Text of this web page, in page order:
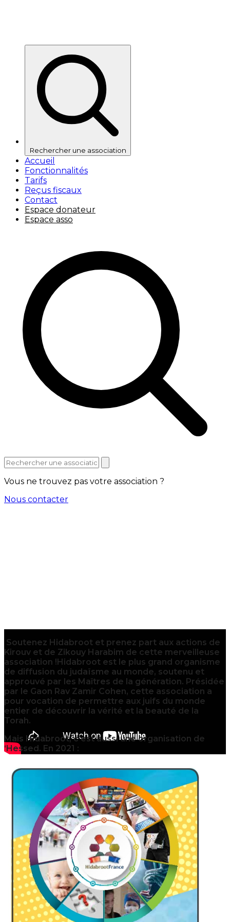
Rechercher une association
Accueil
Fonctionnalités
Tarifs
Reçus fiscaux
Contact
Espace donateur
Espace asso
Vous ne trouvez pas votre association ?
Nous contacter
Soutenez Hidabroot et prenez part aux actions de
Kirouv et de Zikouy Harabim de cette merveilleuse
association !Hidabroot est le plus grand organisme
de diffusion du judaïsme au monde, soutenu et
approuvé par les Maîtres de la génération. Présidée
par le Gaon Rav Zamir Cohen, cette association a
pour vocation de permettre aux juifs du monde
entier de découvrir la vérité et la beauté de la
Torah.
Mais Hidabroot, c’est aussi une organisation de
‘Hessed. En 2021 :